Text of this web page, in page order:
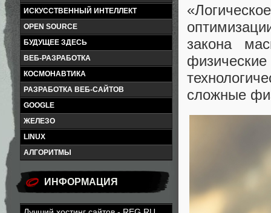
ИСКУССТВЕННЫЙ ИНТЕЛЛЕКТ
OPEN SOURCE
БУДУЩЕЕ ЗДЕСЬ
ВЕБ-РАЗРАБОТКА
КОСМОНАВТИКА
РАЗРАБОТКА ВЕБ-САЙТОВ
GOOGLE
ЖЕЛЕЗО
LINUX
АЛГОРИТМЫ
ИНФОРМАЦИЯ
закона
сложные